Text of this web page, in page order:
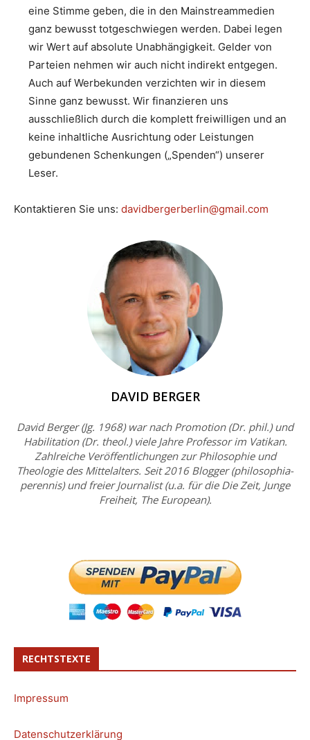
eine Stimme geben, die in den Mainstreammedien
ganz bewusst totgeschwiegen werden. Dabei legen
wir Wert auf absolute Unabhängigkeit. Gelder von
Parteien nehmen wir auch nicht indirekt entgegen.
Auch auf Werbekunden verzichten wir in diesem
Sinne ganz bewusst. Wir finanzieren uns
ausschließlich durch die komplett freiwilligen und an
keine inhaltliche Ausrichtung oder Leistungen
gebundenen Schenkungen („Spenden“) unserer
Leser.
Kontaktieren Sie uns: davidbergerberlin@gmail.com
DAVID BERGER
David Berger (Jg. 1968) war nach Promotion (Dr. phil.) und
Habilitation (Dr. theol.) viele Jahre Professor im Vatikan.
Zahlreiche Veröffentlichungen zur Philosophie und
Theologie des Mittelalters. Seit 2016 Blogger (philosophia-
perennis) und freier Journalist (u.a. für die Die Zeit, Junge
Freiheit, The European).
RECHTSTEXTE
Impressum
Datenschutzerklärung